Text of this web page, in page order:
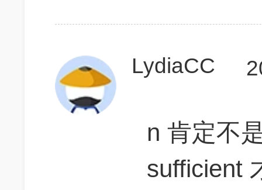
LydiaCC
n 肯定不
sufficient